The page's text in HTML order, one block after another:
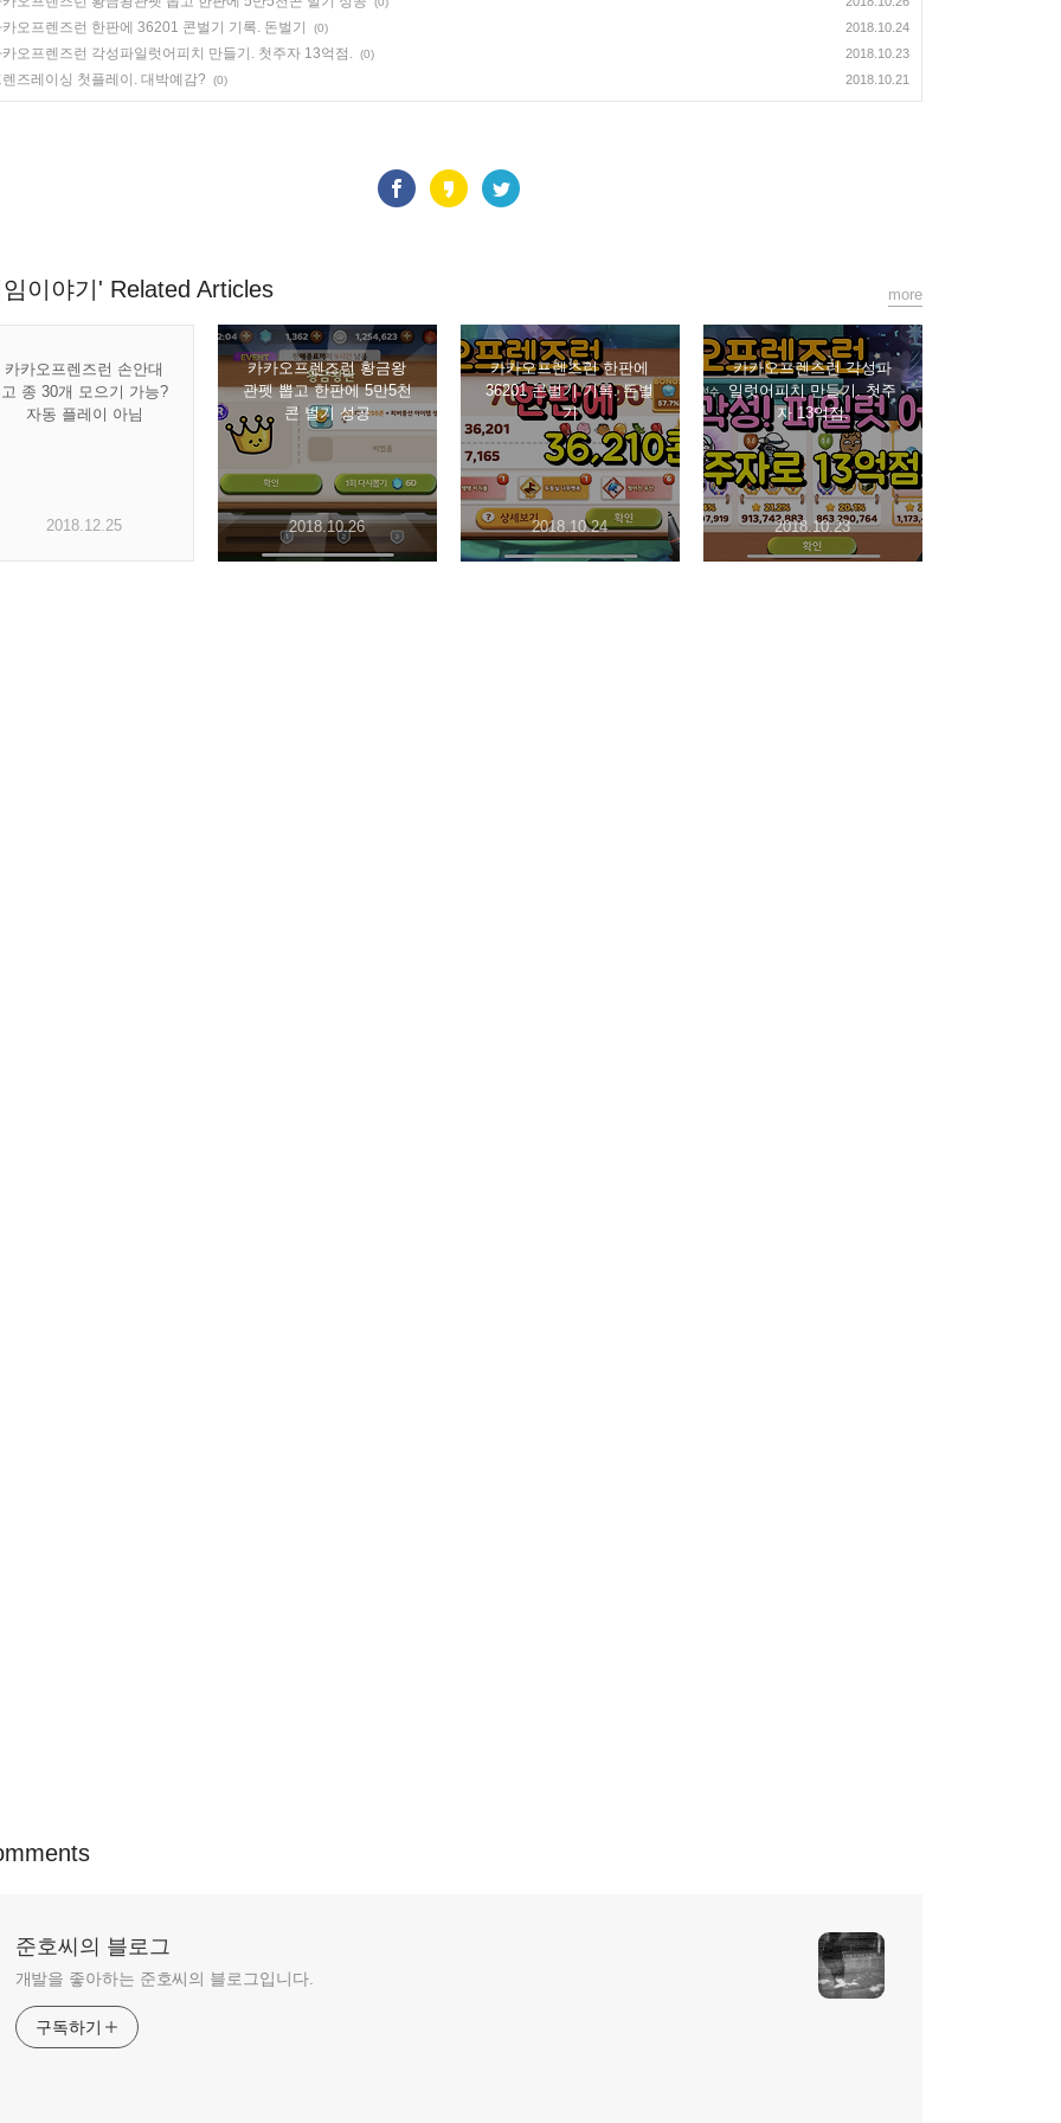
오프렌즈런 한판에 36201 콘벌기 기록. 돈벌기 (0) 2018.10.24
오프렌즈런 각성파일럿어피치 만들기. 첫주자 13억점. (0) 2018.10.23
즈레이싱 첫플레이. 대박예감? (0) 2018.10.21
이야기' Related Articles
카카오프렌즈런 손안대
고 종 30개 모으기 가능?
자동 플레이 아님
2018.12.25
카카오프렌즈런 황금왕
관펫 뽑고 한판에 5만5천
콘 벌기 성공
2018.10.26
카카오프렌즈런 한판에
36201 콘벌기 기록. 돈벌
기
2018.10.24
카카오프렌즈런 각성파
일럿어피치 만들기. 첫주
자 13억점.
2018.10.23
more
준호씨의 블로그
개발을 좋아하는 준호씨의 블로그입니다.
구독하기